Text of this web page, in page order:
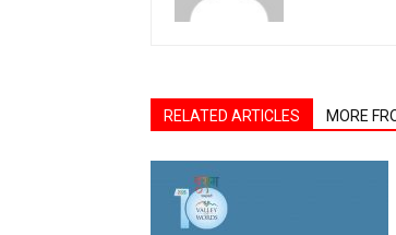
RELATED ARTICLES MORE